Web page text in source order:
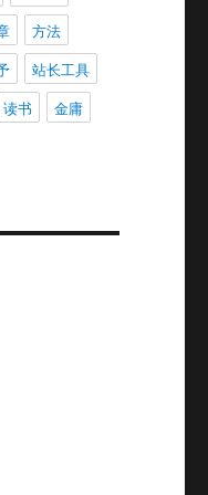
方法
站长工具
读书
金庸